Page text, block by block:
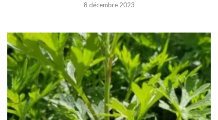
8 décembre 2023